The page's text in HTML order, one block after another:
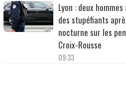
Lyon : deux
des stupéfiants
nocturne sur les
Croix-Rousse
09:33